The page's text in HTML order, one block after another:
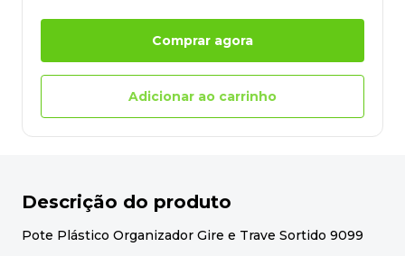
Comprar agora
Adicionar ao carrinho
Descrição do produto
Pote Plástico Organizador Gire e Trave Sortido 9099